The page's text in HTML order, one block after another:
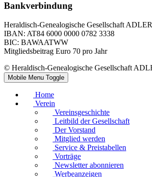
Bankverbindung
Heraldisch-Genealogische Gesellschaft ADLER
IBAN: AT84 6000 0000 0782 3338
BIC: BAWAATWW
Mitgliedsbeitrag Euro 70 pro Jahr
© Heraldisch-Genealogische Gesellschaft
Mobile Menu Toggle
Home
Verein
Vereinsgeschichte
Leitbild der Gesellschaft
Der Vorstand
Mitglied werden
Service & Preistabellen
Vorträge
Newsletter abonnieren
Werbeanzeigen